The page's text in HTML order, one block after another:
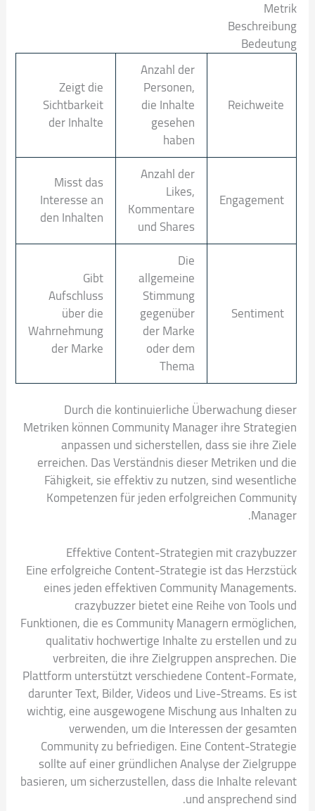
Metrik
Beschreibung
Bedeutung
Reichweite
Anzahl der
Personen,
die Inhalte
gesehen
haben
Zeigt die
Sichtbarkeit
der Inhalte
Engagement
Anzahl der
Likes,
Kommentare
und Shares
Misst das
Interesse an
den Inhalten
Sentiment
Die
allgemeine
Stimmung
gegenüber
der Marke
oder dem
Thema
Gibt
Aufschluss
über die
Wahrnehmung
der Marke
Durch die kontinuierliche Überwachung dieser
Metriken können Community Manager ihre Strategien
anpassen und sicherstellen, dass sie ihre Ziele
erreichen. Das Verständnis dieser Metriken und die
Fähigkeit, sie effektiv zu nutzen, sind wesentliche
Kompetenzen für jeden erfolgreichen Community
Manager.
Effektive Content-Strategien mit crazybuzzer
Eine erfolgreiche Content-Strategie ist das Herzstück
eines jeden effektiven Community Managements.
crazybuzzer bietet eine Reihe von Tools und
Funktionen, die es Community Managern ermöglichen,
qualitativ hochwertige Inhalte zu erstellen und zu
verbreiten, die ihre Zielgruppen ansprechen. Die
Plattform unterstützt verschiedene Content-Formate,
darunter Text, Bilder, Videos und Live-Streams. Es ist
wichtig, eine ausgewogene Mischung aus Inhalten zu
verwenden, um die Interessen der gesamten
Community zu befriedigen. Eine Content-Strategie
sollte auf einer gründlichen Analyse der Zielgruppe
basieren, um sicherzustellen, dass die Inhalte relevant
und ansprechend sind.